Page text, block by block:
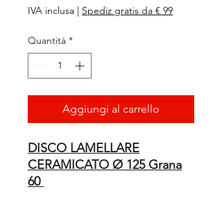
IVA inclusa | Spediz gratis da € 99
Quantità *
Aggiungi al carrello
DISCO LAMELLARE
CERAMICATO Ø 125 Grana
60